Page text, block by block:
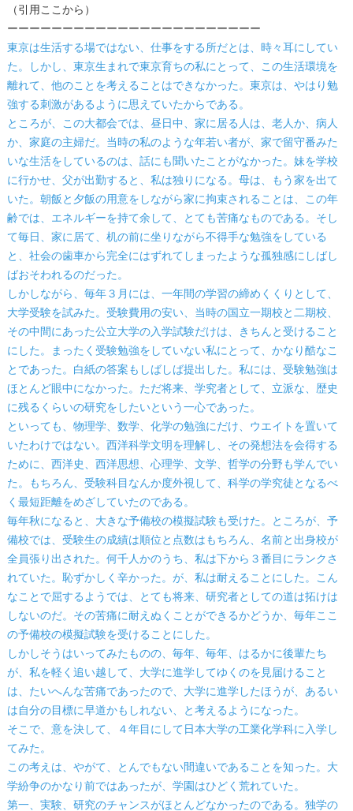
（引用ここから）
ーーーーーーーーーーーーーーーーーーーーーーー
東京は生活する場ではない、仕事をする所だとは、時々耳にしてい
た。しかし、東京生まれで東京育ちの私にとって、この生活環境を
離れて、他のことを考えることはできなかった。東京は、やはり勉
強する刺激があるように思えていたからである。
ところが、この大都会では、昼日中、家に居る人は、老人か、病人
か、家庭の主婦だ。当時の私のような年若い者が、家で留守番みた
いな生活をしているのは、話にも聞いたことがなかった。妹を学校
に行かせ、父が出勤すると、私は独りになる。母は、もう家を出て
いた。朝飯と夕飯の用意をしながら家に拘束されることは、この年
齢では、エネルギーを持て余して、とても苦痛なものである。そし
て毎日、家に居て、机の前に坐りながら不得手な勉強をしている
と、社会の歯車から完全にはずれてしまったような孤独感にしばし
ばおそわれるのだった。
しかしながら、毎年３月には、一年間の学習の締めくくりとして、
大学受験を試みた。受験費用の安い、当時の国立一期校と二期校、
その中間にあった公立大学の入学試験だけは、きちんと受けること
にした。まったく受験勉強をしていない私にとって、かなり酷なこ
とであった。白紙の答案もしばしば提出した。私には、受験勉強は
ほとんど眼中になかった。ただ将来、学究者として、立派な、歴史
に残るくらいの研究をしたいという一心であった。
といっても、物理学、数学、化学の勉強にだけ、ウエイトを置いて
いたわけではない。西洋科学文明を理解し、その発想法を会得する
ために、西洋史、西洋思想、心理学、文学、哲学の分野も学んでい
た。もちろん、受験科目なんか度外視して、科学の学究徒となるべ
く最短距離をめざしていたのである。
毎年秋になると、大きな予備校の模擬試験も受けた。ところが、予
備校では、受験生の成績は順位と点数はもちろん、名前と出身校が
全員張り出された。何千人かのうち、私は下から３番目にランクさ
れていた。恥ずかしく辛かった。が、私は耐えることにした。こん
なことで屈するようでは、とても将来、研究者としての道は拓けは
しないのだ。その苦痛に耐えぬくことができるかどうか、毎年ここ
の予備校の模擬試験を受けることにした。
しかしそうはいってみたものの、毎年、毎年、はるかに後輩たち
が、私を軽く追い越して、大学に進学してゆくのを見届けること
は、たいへんな苦痛であったので、大学に進学したほうが、あるい
は自分の目標に早道かもしれない、と考えるようになった。
そこで、意を決して、４年目にして日本大学の工業化学科に入学し
てみた。
この考えは、やがて、とんでもない間違いであることを知った。大
学紛争のかなり前ではあったが、学園はひどく荒れていた。
第一、実験、研究のチャンスがほとんどなかったのである。独学の